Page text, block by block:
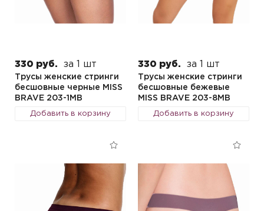
330 руб. за 1 шт
Трусы женские стринги
бесшовные черные MISS
BRAVE 203-1MB
Добавить в корзину
330 руб. за 1 шт
Трусы женские стринги
бесшовные бежевые
MISS BRAVE 203-8MB
Добавить в корзину